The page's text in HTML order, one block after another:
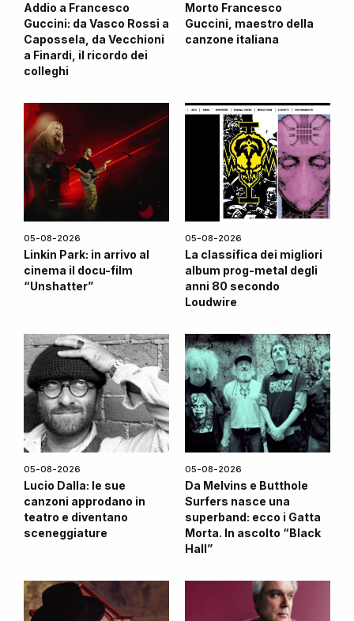
Addio a Francesco
Guccini: da Vasco Rossi a
Capossela, da Vecchioni
a Finardi, il ricordo dei
colleghi
Morto Francesco
Guccini, maestro della
canzone italiana
05-08-2026
Linkin Park: in arrivo al
cinema il docu-film
“Unshatter”
05-08-2026
La classifica dei migliori
album prog-metal degli
anni 80 secondo
Loudwire
05-08-2026
Lucio Dalla: le sue
canzoni approdano in
teatro e diventano
sceneggiature
05-08-2026
Da Melvins e Butthole
Surfers nasce una
superband: ecco i Gatta
Morta. In ascolto “Black
Hall”